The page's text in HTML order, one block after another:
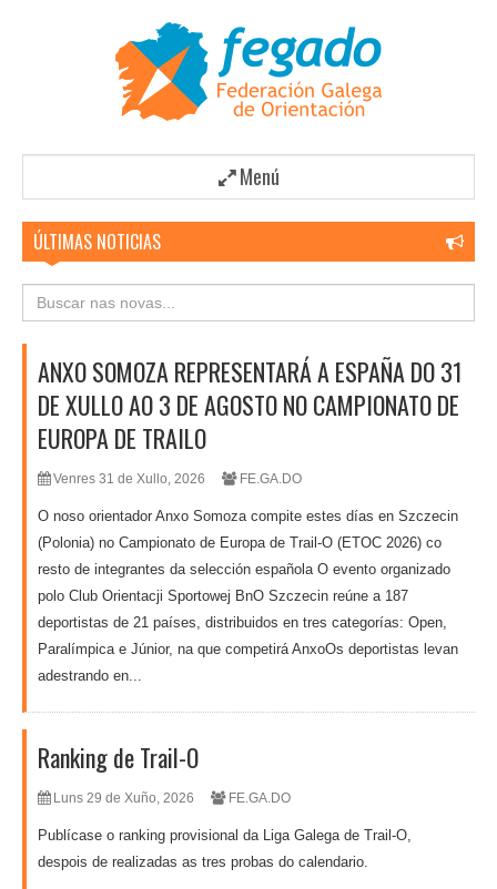
Menú
ÚLTIMAS NOTICIAS
ANXO SOMOZA REPRESENTARÁ A ESPAÑA DO 31
DE XULLO AO 3 DE AGOSTO NO CAMPIONATO DE
EUROPA DE TRAILO
Venres 31 de Xullo, 2026 FE.GA.DO
O noso orientador Anxo Somoza compite estes días en Szczecin
(Polonia) no Campionato de Europa de Trail-O (ETOC 2026) co
resto de integrantes da selección española O evento organizado
polo Club Orientacji Sportowej BnO Szczecin reúne a 187
deportistas de 21 países, distribuidos en tres categorías: Open,
Paralímpica e Júnior, na que competirá AnxoOs deportistas levan
adestrando en...
Ranking de Trail-O
Luns 29 de Xuño, 2026 FE.GA.DO
Publícase o ranking provisional da Liga Galega de Trail-O,
despois de realizadas as tres probas do calendario.